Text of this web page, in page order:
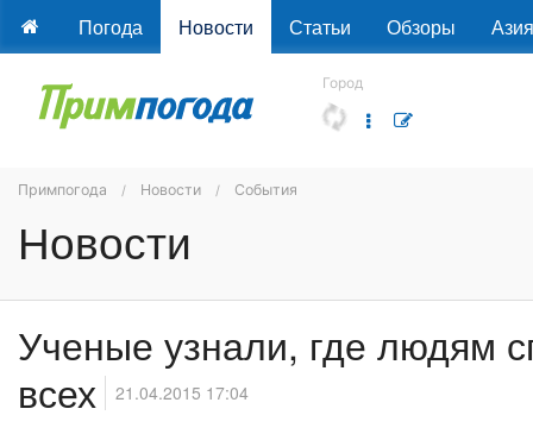
Погода Новости Статьи Обзоры Азия
Город
Примпогода Новости События
Новости
Ученые узнали, где людям
всех
21.04.2015 17:04